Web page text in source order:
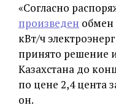
«Согласно
произведен обмен
кВт/ч
принято решение
Казахстана до
по цене 2,4 цента
он.